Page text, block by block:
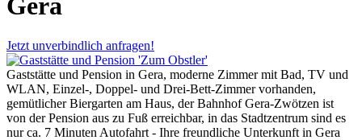
Gera
Jetzt unverbindlich anfragen!
Gaststätte und Pension in Gera, moderne Zimmer mit Bad, TV und
WLAN, Einzel-, Doppel- und Drei-Bett-Zimmer vorhanden,
gemütlicher Biergarten am Haus, der Bahnhof Gera-Zwötzen ist
von der Pension aus zu Fuß erreichbar, in das Stadtzentrum sind es
nur ca. 7 Minuten Autofahrt - Ihre freundliche Unterkunft in Gera